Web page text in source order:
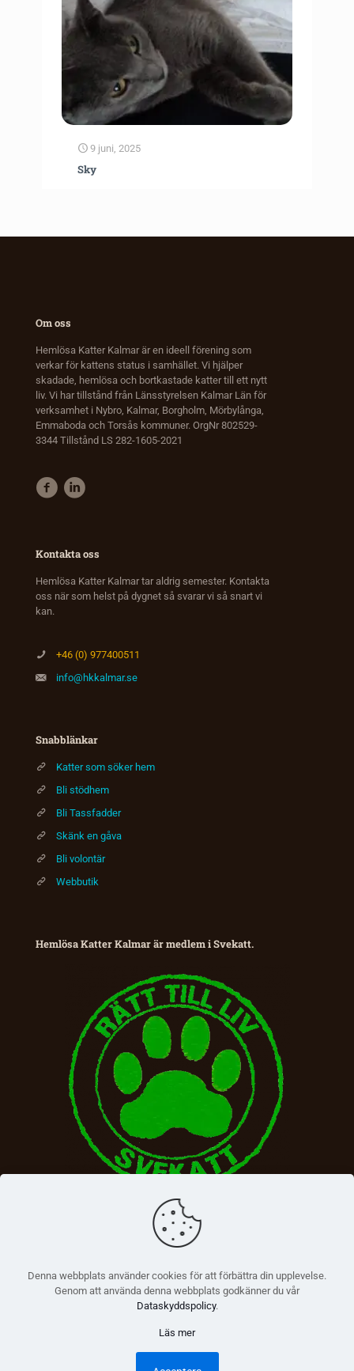
9 juni, 2025
Sky
Om oss
Hemlösa Katter Kalmar är en ideell förening som
verkar för kattens status i samhället. Vi hjälper
skadade, hemlösa och bortkastade katter till ett nytt
liv. Vi har tillstånd från Länsstyrelsen Kalmar Län för
verksamhet i Nybro, Kalmar, Borgholm, Mörbylånga,
Emmaboda och Torsås kommuner. OrgNr 802529-
3344 Tillstånd LS 282-1605-2021
Kontakta oss
Hemlösa Katter Kalmar tar aldrig semester. Kontakta
oss när som helst på dygnet så svarar vi så snart vi
kan.
+46 (0) 977400511
info@hkkalmar.se
Snabblänkar
Katter som söker hem
Bli stödhem
Bli Tassfadder
Skänk en gåva
Bli volontär
Webbutik
Hemlösa Katter Kalmar är medlem i Svekatt.
Denna webbplats använder cookies för att förbättra din upplevelse.
Genom att använda denna webbplats godkänner du vår
Dataskyddspolicy.
Läs mer